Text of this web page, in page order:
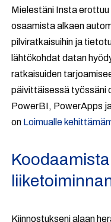
Mielestäni Insta
osaamista alkaen
pilviratkaisuihin ja
lähtökohdat datan
ratkaisuiden
päivittäisessä työssäni
PowerBI, PowerApps
on Loimualle
Kiinnostukseni alaan